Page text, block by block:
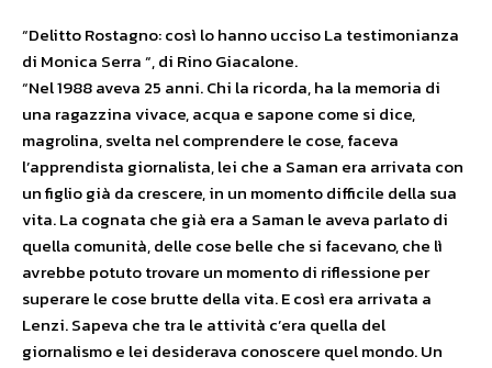
“Delitto Rostagno: così lo hanno ucciso La testimonianza
di Monica Serra “, di Rino Giacalone.
“Nel 1988 aveva 25 anni. Chi la ricorda, ha la memoria di
una ragazzina vivace, acqua e sapone come si dice,
magrolina, svelta nel comprendere le cose, faceva
l’apprendista giornalista, lei che a Saman era arrivata con
un figlio già da crescere, in un momento difficile della sua
vita. La cognata che già era a Saman le aveva parlato di
quella comunità, delle cose belle che si facevano, che lì
avrebbe potuto trovare un momento di riflessione per
superare le cose brutte della vita. E così era arrivata a
Lenzi. Sapeva che tra le attività c’era quella del
giornalismo e lei desiderava conoscere quel mondo. Un